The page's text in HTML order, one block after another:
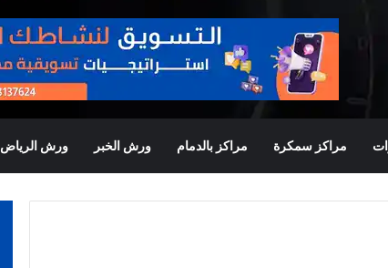
مراكز سمكرة مراكز بالدمام ورش الخبر ورش الرياض